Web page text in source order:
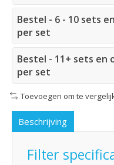
Bestel - 6 - 10 sets
per set
Bestel - 11+ sets en
per set
Toevoegen om te
Beschrijving
Filter